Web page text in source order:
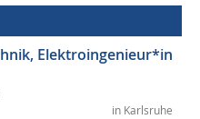
Elektroingenieur*in
in Karlsruhe